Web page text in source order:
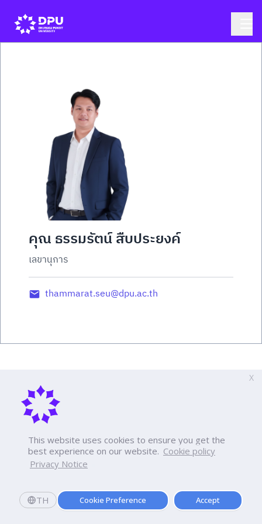
This website uses cookies to ensure you get the
best experience on our website. Cookie policy
Privacy Notice
TH Cookie Preference Accept
X
คุณ ธรรมรัตน์ สืบประยงค์
เลขานุการ
thammarat.seu@dpu.ac.th